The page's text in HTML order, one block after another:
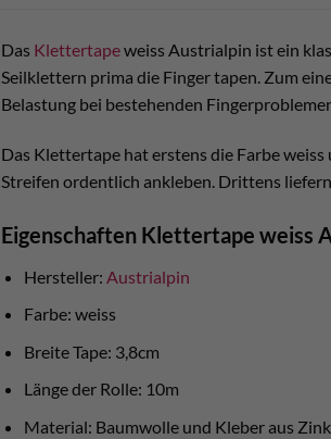
Das Klettertapeweiss Austrialpin ist ein
Seilklettern prima die Finger tapen. Zum
Belastung bei bestehenden
Das Klettertape hat erstens die Farbe
Streifen ordentlich ankleben. Drittens
Eigenschaften Klettertape weiss
Hersteller: Austrialpin
Farbe: weiss
Breite Tape: 3,8cm
Länge der Rolle: 10m
Material: Baumwolle und Kleber aus